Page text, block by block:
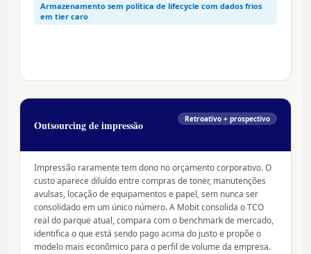
Armazenamento sem política de lifecycle com dados frios
em tier caro
Outsourcing de impressão Retroativo + prospectivo
Impressão raramente tem dono no orçamento corporativo. O
custo aparece diluído entre compras de toner, manutenções
avulsas, locação de equipamentos e papel, sem nunca ser
consolidado em um único número. A Mobit consolida o TCO
real do parque atual, compara com o benchmark de mercado,
identifica o que está sendo pago acima do justo e propõe o
modelo mais econômico para o perfil de volume da empresa.